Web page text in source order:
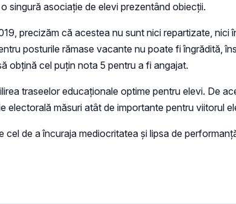
singură asociație de elevi prezentând obiecții.
precizăm că acestea nu sunt nici repartizate, nici
posturile rămase vacante nu poate fi îngrădită,
obțină cel puțin nota 5 pentru a fi angajat.
traseelor educaționale optime pentru elevi. De
electorală măsuri atât de importante pentru viitorul
de a încuraja mediocritatea și lipsa de